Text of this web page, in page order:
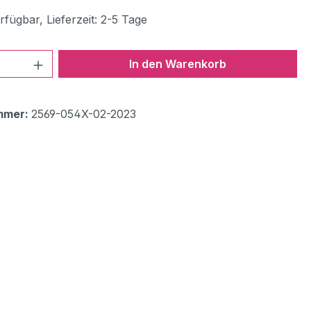
Lieferzeit: 2-5 Tage
Anzahl: Gib den gewünschten Wert
In den Warenkorb
2569-054X-02-2023